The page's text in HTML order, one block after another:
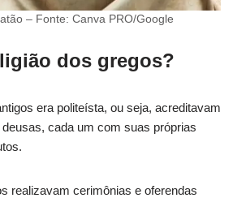
– Fonte: Canva PRO/Google
dos gregos?
era politeísta, ou seja, acreditavam
cada um com suas próprias
realizavam cerimônias e oferendas